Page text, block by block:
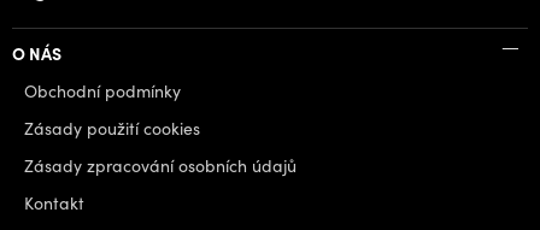
O NÁS
Obchodní podmínky
Zásady použití cookies
Zásady zpracování osobních údajů
Kontakt